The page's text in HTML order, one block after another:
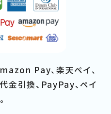
Pay、楽天ペイ、
金引換、PayPay、ペイ